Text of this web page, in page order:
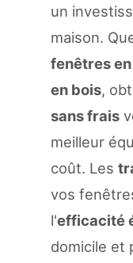
un
maison.
fenêtres en
en bois,
sans frais
meilleur
coût. Les
vos
l'efficacité
domicile et